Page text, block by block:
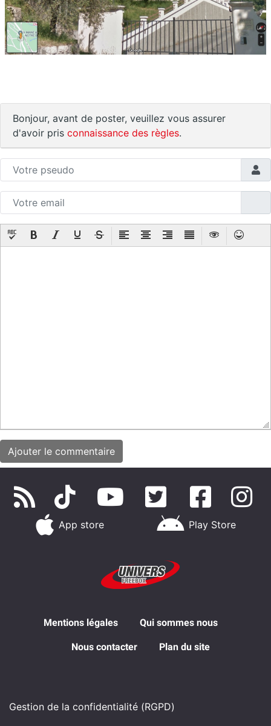
Bonjour, avant de poster, veuillez vous assurer
d'avoir pris connaissance des règles.
App store Play Store
Mentions légales Qui sommes nous
Nous contacter Plan du site
Gestion de la confidentialité (RGPD)